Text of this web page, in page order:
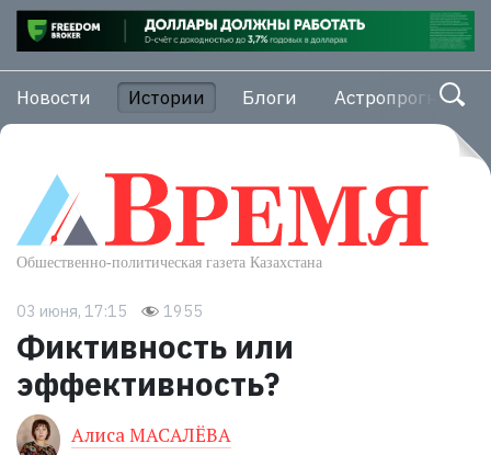
Новости Истории Блоги Астропрогноз
03 июня, 17:15 1955
Фиктивность или
эффективность?
Алиса МАСАЛЁВА